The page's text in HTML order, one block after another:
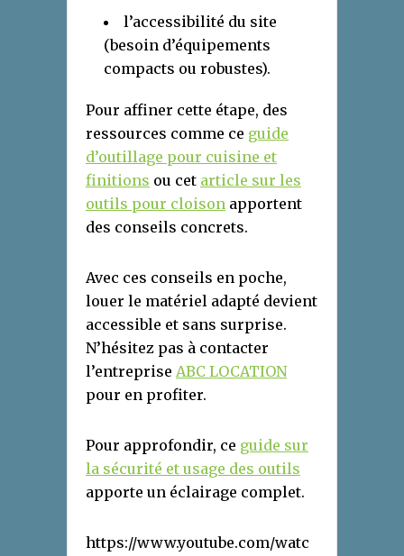
l’accessibilité du site
(besoin d’équipements
compacts ou robustes).
Pour affiner cette étape, des
ressources comme ce guide
d’outillage pour cuisine et
finitions ou cet article sur les
outils pour cloison apportent
des conseils concrets.
Avec ces conseils en poche,
louer le matériel adapté devient
accessible et sans surprise.
N’hésitez pas à contacter
l’entreprise ABC LOCATION
pour en profiter.
Pour approfondir, ce guide sur
la sécurité et usage des outils
apporte un éclairage complet.
https://www.youtube.com/watc